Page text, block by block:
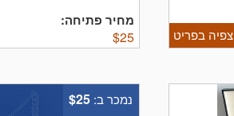
צפיה בפריט
מחיר פתיחה:
$25
נמכר ב: $25